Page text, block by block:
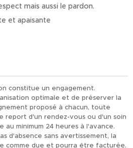
mais aussi le pardon.
et apaisante
constitue un engagement.
optimale et de préserver la
proposé à chacun, toute
report d'un rendez-vous ou d'un soin
au minimum 24 heures à l'avance.
d'absence sans avertissement, la
comme due et pourra être facturée.